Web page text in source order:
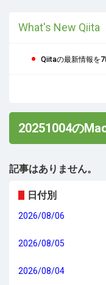
What's New Qiita
Qiitaの最新情報を
20251004の
記事はありません。
日付別
2026/08/06
2026/08/05
2026/08/04